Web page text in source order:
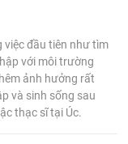
việc đầu tiên như tìm
với môi trường
ảnh hưởng rất
và sinh sống sau
thạc sĩ tại Úc.